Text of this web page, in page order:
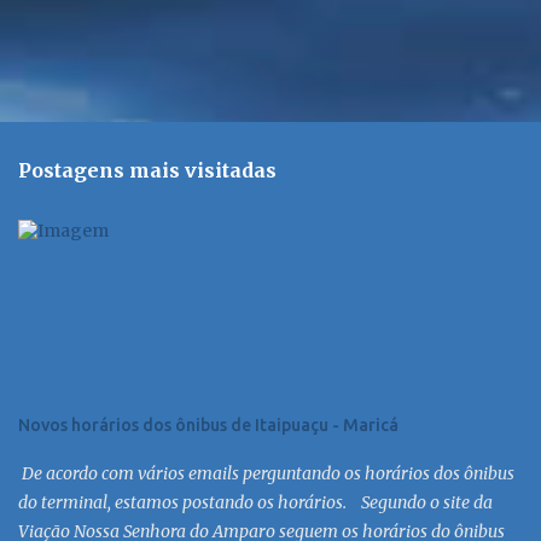
Postagens mais visitadas
Novos horários dos ônibus de Itaipuaçu - Maricá
De acordo com vários emails perguntando os horários dos ônibus
do terminal, estamos postando os horários. Segundo o site da
Viação Nossa Senhora do Amparo seguem os horários do ônibus